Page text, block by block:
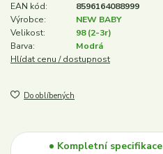
EAN kód:
8596164088999
Výrobce:
NEW BABY
Velikost:
98 (2-3r)
Barva:
Modrá
Hlídat cenu / dostupnost
Do oblíbených
Kompletní specifikace